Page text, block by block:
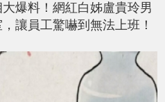
大爆料！網紅白姊盧貴玲男
讓員工驚嚇到無法上班！